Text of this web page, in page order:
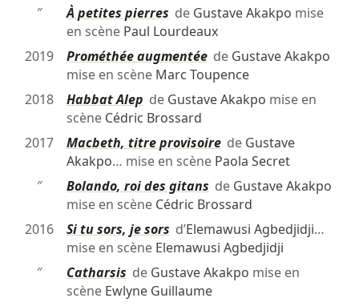
″
À petites pierres de Gustave Akakpo mise
en scène Paul Lourdeaux
2019
Prométhée augmentéede Gustave Akakpo
mise en scène Marc Toupence
2018
Habbat Alep de Gustave Akakpo mise en
scène Cédric Brossard
2017
Macbeth, titre provisoirede Gustave
Akakpo… mise en scène Paola Secret
″
Bolando, roi des gitans de Gustave Akakpo
mise en scène Cédric Brossard
2016
Si tu sors, je sors d’Elemawusi Agbedjidji…
mise en scène Elemawusi Agbedjidji
″
Catharsis de Gustave Akakpo mise en
scène Ewlyne Guillaume